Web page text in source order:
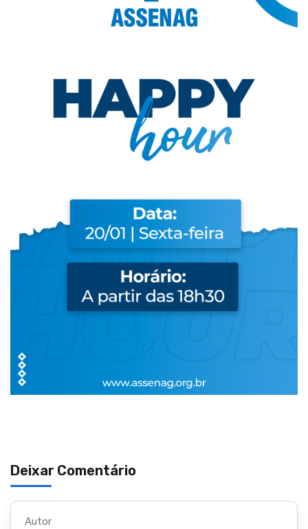
Deixar Comentário